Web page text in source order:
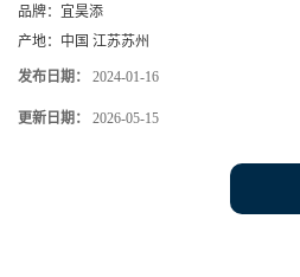
品牌： 宜昊添
产地： 中国 江苏苏州
发布日期： 2024-01-16
更新日期： 2026-05-15